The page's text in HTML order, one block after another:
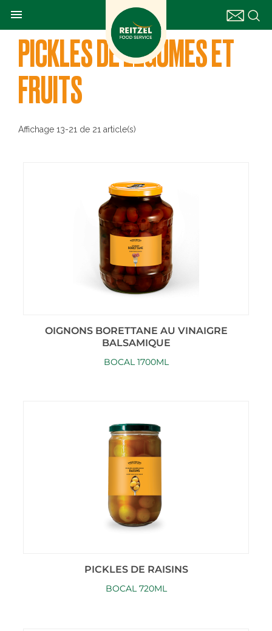

PICKLES DE LÉGUMES ET
FRUITS
Affichage 13-21 de 21 article(s)
OIGNONS BORETTANE AU VINAIGRE
BALSAMIQUE
BOCAL 1700ML
PICKLES DE RAISINS
BOCAL 720ML